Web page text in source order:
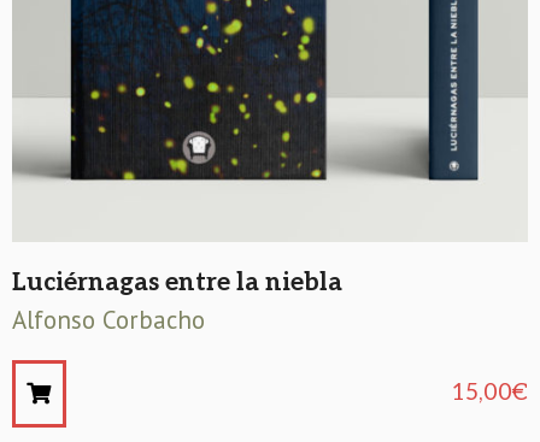
Luciérnagas entre la niebla
Alfonso Corbacho
15,00€